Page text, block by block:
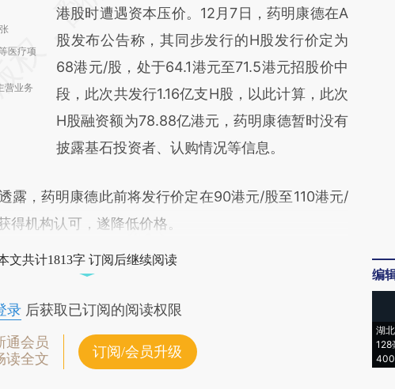
医疗项
营业务
港股时遭遇资本压价。12月7日，药明康德在A
股发布公告称，其同步发行的H股发行价定为
68港元/股，处于64.1港元至71.5港元招股价中
段，此次共发行1.16亿支H股，以此计算，此次
H股融资额为78.88亿港元，药明康德暂时没有
披露基石投资者、认购情况等信息。
，药明康德此前将发行价定在90港元/股至110港元/
得机构认可，遂降低价格。
文共计1813字 订阅后继续阅读
录后获取已订阅的阅读权限
通会员
读全文
订阅/会员升级
编
湖
128